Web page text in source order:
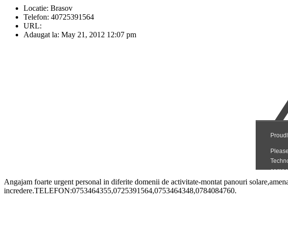
Locatie: Brasov
Telefon: 40725391564
URL:
Adaugat la: May 21, 2012 12:07 pm
Angajam foarte urgent personal in diferite domenii de activitate-montat panouri
incredere.TELEFON:0753464355,0725391564,0753464348,0784084760.